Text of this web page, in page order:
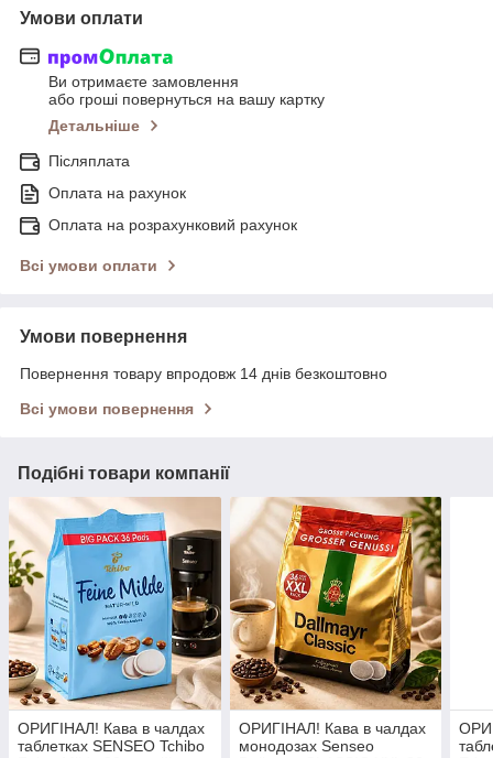
Умови оплати
Ви отримаєте замовлення
або гроші повернуться на вашу картку
Детальніше
Післяплата
Оплата на рахунок
Оплата на розрахунковий рахунок
Всі умови оплати
Умови повернення
Повернення товару впродовж 14 днів безкоштовно
Всі умови повернення
Подібні товари компанії
ОРИГІНАЛ! Кава в чалдах
таблетках SENSEO Tchibo
ОРИГІНАЛ! Кава в чалдах
монодозах Senseo